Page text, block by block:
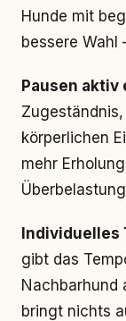
Hunde mit
bessere Wahl
Pausen aktiv
körperlichen
mehr
gibt das
Nachbarhund
bringt nichts